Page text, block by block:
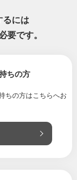
社夏季休暇につ
るには
要です。
ちの方
ちの方はこちらへお